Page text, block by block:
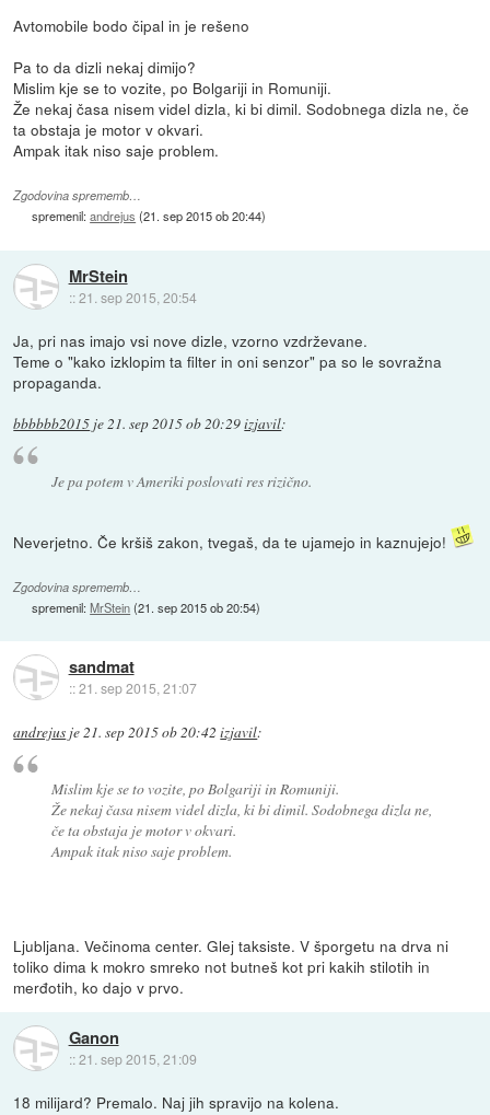
Avtomobile bodo čipal in je rešeno
Pa to da dizli nekaj dimijo?
Mislim kje se to vozite, po Bolgariji in Romuniji.
Že nekaj časa nisem videl dizla, ki bi dimil. Sodobnega dizla ne, če
ta obstaja je motor v okvari.
Ampak itak niso saje problem.
Zgodovina sprememb…
spremenil:andrejus (21. sep 2015 ob 20:44)
MrStein
::21. sep 2015, 20:54
Ja, pri nas imajo vsi nove dizle, vzorno vzdrževane.
Teme o "kako izklopim ta filter in oni senzor" pa so le sovražna
propaganda.
bbbbbb2015 je21. sep 2015 ob 20:29izjavil:
Je pa potem v Ameriki poslovati res rizično.
Neverjetno. Če kršiš zakon, tvegaš, da te ujamejo in kaznujejo!
Zgodovina sprememb…
spremenil:MrStein(21. sep 2015 ob 20:54)
sandmat
::21. sep 2015, 21:07
andrejus je21. sep 2015 ob 20:42 izjavil:
Mislim kje se to vozite, po Bolgariji in Romuniji.
Že nekaj časa nisem videl dizla, ki bi dimil. Sodobnega dizla ne,
če ta obstaja je motor v okvari.
Ampak itak niso saje problem.
Ljubljana. Večinoma center. Glej taksiste. V šporgetu na drva ni
toliko dima k mokro smreko not butneš kot pri kakih stilotih in
merđotih, ko dajo v prvo.
Ganon
::21. sep 2015, 21:09
18 milijard? Premalo. Naj jih spravijo na kolena.